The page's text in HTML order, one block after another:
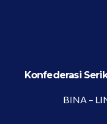
Konfederasi
BINA –